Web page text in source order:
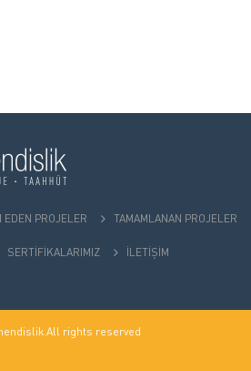
EDEN PROJELER TAMAMLANAN PROJELER
SERTİFİKALARIMIZ İLETİŞİM
rights reserved